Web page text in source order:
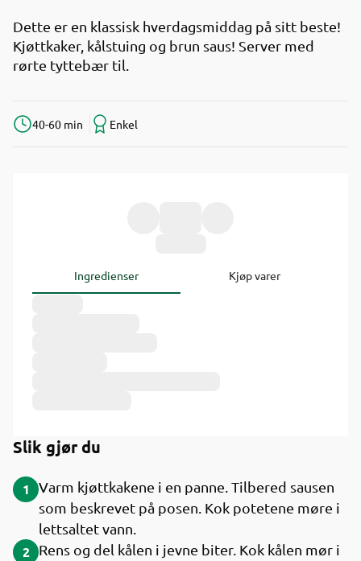
Dette er en klassisk hverdagsmiddag på sitt beste!
Kjøttkaker, kålstuing og brun saus! Server med
rørte tyttebær til.
40-60 min Enkel
Ingredienser Kjøp varer
Slik gjør du
1
Varm kjøttkakene i en panne. Tilbered sausen
som beskrevet på posen. Kok potetene møre i
lettsaltet vann.
2 Rens og del kålen i jevne biter. Kok kålen mør i